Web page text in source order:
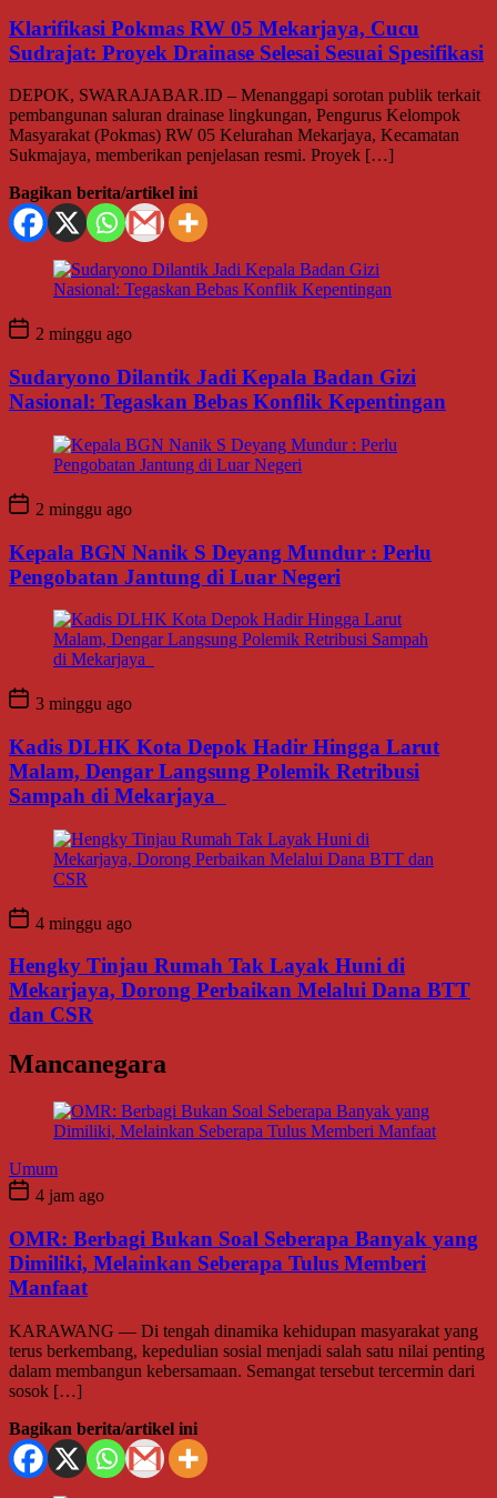
Klarifikasi Pokmas RW 05 Mekarjaya, Cucu
Sudrajat: Proyek Drainase Selesai Sesuai Spesifikasi
DEPOK, SWARAJABAR.ID – Menanggapi sorotan publik terkait
pembangunan saluran drainase lingkungan, Pengurus Kelompok
Masyarakat (Pokmas) RW 05 Kelurahan Mekarjaya, Kecamatan
Sukmajaya, memberikan penjelasan resmi. Proyek […]
Bagikan berita/artikel ini
2 minggu ago
Sudaryono Dilantik Jadi Kepala Badan Gizi
Nasional: Tegaskan Bebas Konflik Kepentingan
2 minggu ago
Kepala BGN Nanik S Deyang Mundur : Perlu
Pengobatan Jantung di Luar Negeri
3 minggu ago
Kadis DLHK Kota Depok Hadir Hingga Larut
Malam, Dengar Langsung Polemik Retribusi
Sampah di Mekarjaya
4 minggu ago
Hengky Tinjau Rumah Tak Layak Huni di
Mekarjaya, Dorong Perbaikan Melalui Dana BTT
dan CSR
Mancanegara
Umum
4 jam ago
OMR: Berbagi Bukan Soal Seberapa Banyak yang
Dimiliki, Melainkan Seberapa Tulus Memberi
Manfaat
KARAWANG — Di tengah dinamika kehidupan masyarakat yang
terus berkembang, kepedulian sosial menjadi salah satu nilai penting
dalam membangun kebersamaan. Semangat tersebut tercermin dari
sosok […]
Bagikan berita/artikel ini